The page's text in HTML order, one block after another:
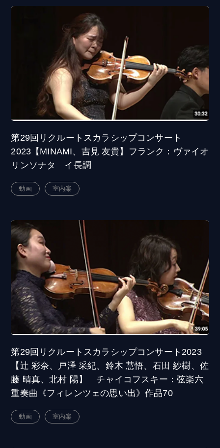
第29回リクルートスカラシップコンサート
2023【MINAMI、吉見 友貴】フランク：ヴァイオ
リンソナタ イ長調
動画 室内楽
第29回リクルートスカラシップコンサート2023
【辻 彩奈、戸澤 采紀、鈴木 慧悟、石田 紗樹、佐
藤 晴真、北村 陽】 チャイコフスキー：弦楽六
重奏曲《フィレンツェの思い出》作品70
動画 室内楽